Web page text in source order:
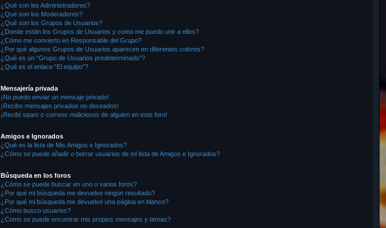
¿Qué son los Administradores?
¿Qué son los Moderadores?
¿Qué son los Grupos de Usuarios?
¿Donde están los Grupos de Usuarios y como me puedo unir a ellos?
¿Cómo me convierto en Responsable del Grupo?
¿Por qué algunos Grupos de Usuarios aparecen en diferentes colores?
¿Qué es un “Grupo de Usuarios predeterminado”?
¿Qué es el enlace “El equipo”?
Mensajería privada
¡No puedo enviar un mensaje privado!
¡Recibo mensajes privados no deseados!
¡Recibí spam o correos maliciosos de alguien en este foro!
Amigos e Ignorados
¿Qué es la lista de Mis Amigos e Ignorados?
¿Cómo se puede añadir o borrar usuarios de mi lista de Amigos e Ignorados?
Búsqueda en los foros
¿Cómo se puede buscar en uno o varios foros?
¿Por qué mi búsqueda me devuelve ningún resultado?
¿Por qué mi búsqueda me devuelve una página en blanco?
¿Cómo busco usuarios?
¿Como se puede encontrar mis propios mensajes y temas?